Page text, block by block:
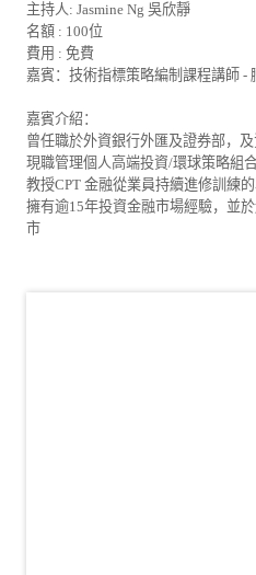
主持人: Jasmine Ng 吳欣靜
名額 : 100位
費用 : 免費
嘉賓：技術指標策略編制課程講師 -
嘉賓介紹：
曾任職於外資銀行外匯及證券部，
現職管理個人高端投資/環球策略組
教授CPT 金融從業員持續進修訓練
擁有逾15年投資金融市場經驗，並
市